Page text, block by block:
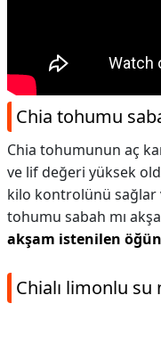
Chia tohumu
Chia tohumunun aç
ve lif değeri yüksek
kilo kontrolünü sağlar
tohumu sabah mı
akşam istenilen
Chialı limonlu su